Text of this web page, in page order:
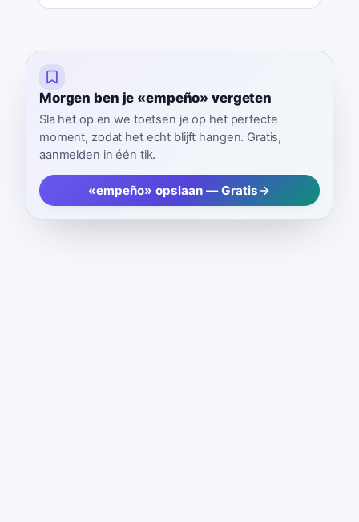
Morgen ben je «empeño» vergeten
Sla het op en we toetsen je op het perfecte
moment, zodat het echt blijft hangen. Gratis,
aanmelden in één tik.
«empeño» opslaan — Gratis